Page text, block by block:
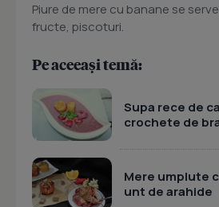
Piure de mere cu banane se
fructe, piscoturi.
Pe aceeași temă:
Supa rece de
crochete de
Mere umplute
unt de arahide